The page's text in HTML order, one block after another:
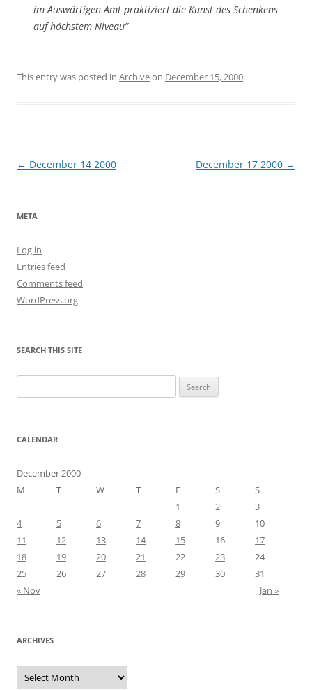
im Auswärtigen Amt praktiziert die Kunst des Schenkens
auf höchstem Niveau”
This entry was posted in Archiveon December 15, 2000.
Post
← December 14 2000 December 17 2000 →
META
Log in
Entries feed
Comments feed
WordPress.org
SEARCH THIS SITE
for:
CALENDAR
December 2000
M
T W T F S
S
1
2
3
4
5 6 7 8 9
10
11
12 13 14 15 16
17
18
19 20 21 22 23
24
25
26 27 28 29 30
31
« Nov
Jan »
ARCHIVES
Archives